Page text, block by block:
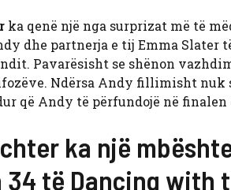
ka qenë një nga surprizat më të
dhe partnerja e tij Emma Slater
Pavarësisht se shënon
Ndërsa Andy fillimisht nuk
që Andy të përfundojë në
ka një
34 të Dancing with